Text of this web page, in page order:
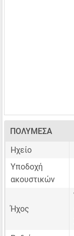
ΠΟΛΥΜΈΣΑ
Ηχείο
Υποδοχή
ακουστικών
Ήχος